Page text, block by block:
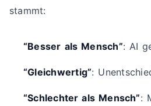
stammt:
“Besser als Mensch”: AI
“Gleichwertig”:
“Schlechter als Mensch”: